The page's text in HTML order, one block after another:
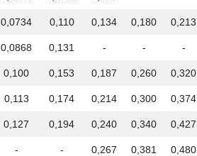
0,0734 0,110 0,134 0,180 0,213
0,0868 0,131 - - -
0,100 0,153 0,187 0,260 0,320
0,113 0,174 0,214 0,300 0,374
0,127 0,194 0,240 0,340 0,427
- - 0,267 0,381 0,480